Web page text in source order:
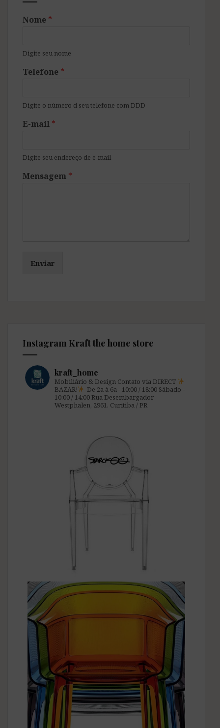
Nome *
Digite seu nome
Telefone *
Digite o número d seu telefone com DDD
E-mail *
Digite seu endereço de e-mail
Mensagem *
Enviar
Instagram Kraft the home store
kraft_home
Mobiliário & Design Contato via DIRECT
BAZAR!
De 2a à 6a - 10:00 / 18:00 Sábado -
10:00 / 14:00 Rua Desembargador
Westphalen, 2961. Curitiba / PR